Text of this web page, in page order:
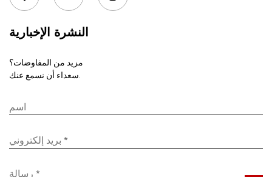
النشرة الإخبارية
مزيد من المفاوضات؟